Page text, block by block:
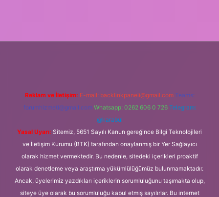
Reklam ve İletişim: E-mail: backlinkpaneli@gmail.com Teams:
forumhizmeti@gmail.com Whatsapp: 0262 606 0 726 Telegram:
@karabul
Yasal Uyarı: Sitemiz, 5651 Sayılı Kanun gereğince Bilgi Teknolojileri
ve İletişim Kurumu (BTK) tarafından onaylanmış bir Yer Sağlayıcı
olarak hizmet vermektedir. Bu nedenle, sitedeki içerikleri proaktif
olarak denetleme veya araştırma yükümlülüğümüz bulunmamaktadır.
Ancak, üyelerimiz yazdıkları içeriklerin sorumluluğunu taşımakta olup,
siteye üye olarak bu sorumluluğu kabul etmiş sayılırlar. Bu internet